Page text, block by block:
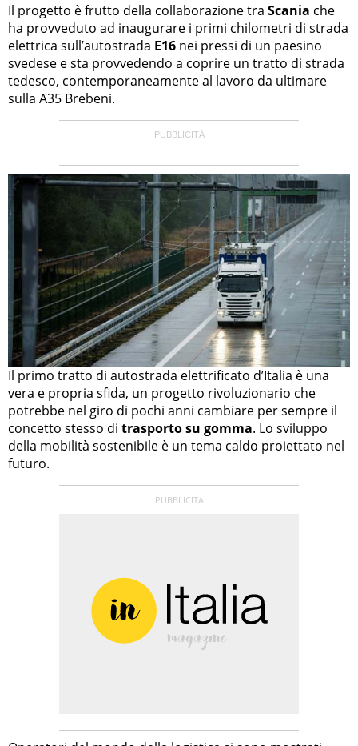
Il progetto è frutto della collaborazione tra Scania che
ha provveduto ad inaugurare i primi chilometri di strada
elettrica sull’autostrada E16 nei pressi di un paesino
svedese e sta provvedendo a coprire un tratto di strada
tedesco, contemporaneamente al lavoro da ultimare
sulla A35 Brebeni.
Il primo tratto di autostrada elettrificato d’Italia è una
vera e propria sfida, un progetto rivoluzionario che
potrebbe nel giro di pochi anni cambiare per sempre il
concetto stesso di trasporto su gomma. Lo sviluppo
della mobilità sostenibile è un tema caldo proiettato nel
futuro.